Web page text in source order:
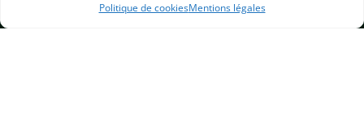
Politique de cookiesMentions légales
CONTACTEZ-NOUS